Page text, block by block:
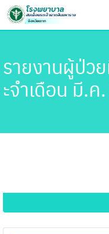
รายงานผู้ป่ว
ะจำเดือน มี.